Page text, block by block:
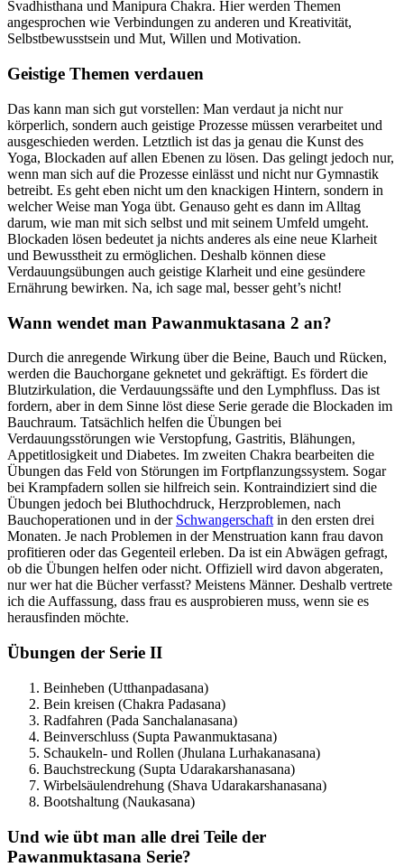
Svadhisthana und Manipura Chakra. Hier werden Themen
angesprochen wie Verbindungen zu anderen und Kreativität,
Selbstbewusstsein und Mut, Willen und Motivation.
Geistige Themen verdauen
Das kann man sich gut vorstellen: Man verdaut ja nicht nur
körperlich, sondern auch geistige Prozesse müssen verarbeitet und
ausgeschieden werden. Letztlich ist das ja genau die Kunst des
Yoga, Blockaden auf allen Ebenen zu lösen. Das gelingt jedoch nur,
wenn man sich auf die Prozesse einlässt und nicht nur Gymnastik
betreibt. Es geht eben nicht um den knackigen Hintern, sondern in
welcher Weise man Yoga übt. Genauso geht es dann im Alltag
darum, wie man mit sich selbst und mit seinem Umfeld umgeht.
Blockaden lösen bedeutet ja nichts anderes als eine neue Klarheit
und Bewusstheit zu ermöglichen. Deshalb können diese
Verdauungsübungen auch geistige Klarheit und eine gesündere
Ernährung bewirken. Na, ich sage mal, besser geht’s nicht!
Wann wendet man Pawanmuktasana 2 an?
Durch die anregende Wirkung über die Beine, Bauch und Rücken,
werden die Bauchorgane geknetet und gekräftigt. Es fördert die
Blutzirkulation, die Verdauungssäfte und den Lymphfluss. Das ist
fordern, aber in dem Sinne löst diese Serie gerade die Blockaden im
Bauchraum. Tatsächlich helfen die Übungen bei
Verdauungsstörungen wie Verstopfung, Gastritis, Blähungen,
Appetitlosigkeit und Diabetes. Im zweiten Chakra bearbeiten die
Übungen das Feld von Störungen im Fortpflanzungssystem. Sogar
bei Krampfadern sollen sie hilfreich sein. Kontraindiziert sind die
Übungen jedoch bei Bluthochdruck, Herzproblemen, nach
Bauchoperationen und in der Schwangerschaft in den ersten drei
Monaten. Je nach Problemen in der Menstruation kann frau davon
profitieren oder das Gegenteil erleben. Da ist ein Abwägen gefragt,
ob die Übungen helfen oder nicht. Offiziell wird davon abgeraten,
nur wer hat die Bücher verfasst? Meistens Männer. Deshalb vertrete
ich die Auffassung, dass frau es ausprobieren muss, wenn sie es
herausfinden möchte.
Übungen der Serie II
Beinheben (Utthanpadasana)
Bein kreisen (Chakra Padasana)
Radfahren (Pada Sanchalanasana)
Beinverschluss (Supta Pawanmuktasana)
Schaukeln- und Rollen (Jhulana Lurhakanasana)
Bauchstreckung (Supta Udarakarshanasana)
Wirbelsäulendrehung (Shava Udarakarshanasana)
Bootshaltung (Naukasana)
Und wie übt man alle drei Teile der
Pawanmuktasana Serie?